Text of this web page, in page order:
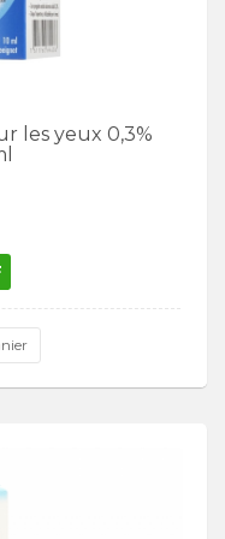
les yeux 0,3%